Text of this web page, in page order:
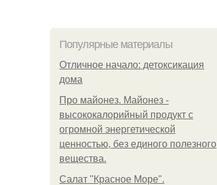
Популярные материалы
Отличное начало: детоксикация
дома
Про майонез. Майонез -
высококалорийный продукт с
огромной энергетической
ценностью, без единого полезного
вещества.
Салат "Красное Море".